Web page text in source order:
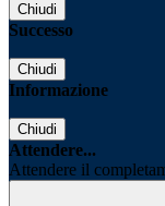
Chiudi
Successo
Chiudi
Informazione
Chiudi
Attendere...
Attendere il